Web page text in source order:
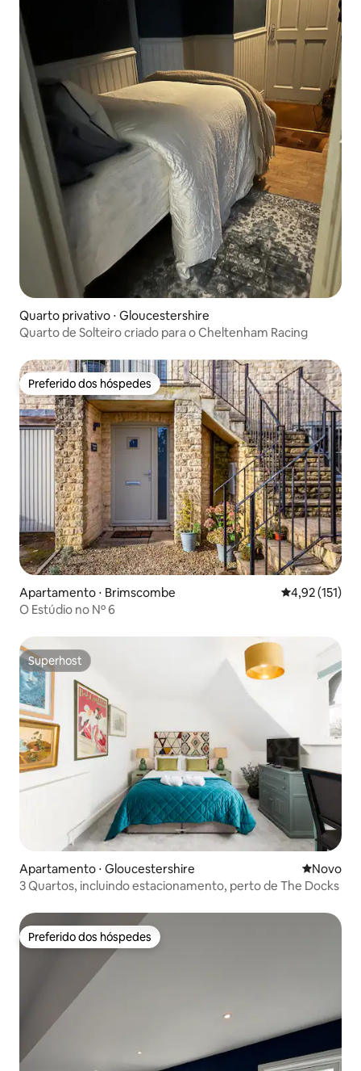
Quarto privativo ⋅ Gloucestershire
Quarto de Solteiro criado para o Cheltenham Racing
Preferido dos hóspedes
Preferido dos hóspedes
Apartamento ⋅ Brimscombe 4,92 de uma
4,92 (151)
O Estúdio no Nº 6
Superhost
Superhost
Apartamento ⋅ Gloucestershire Novo
Novo
3 Quartos, incluindo estacionamento, perto de The Docks
Preferido dos hóspedes
Preferido dos hóspedes